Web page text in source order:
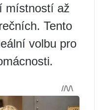
místností až
Tento
volbu pro